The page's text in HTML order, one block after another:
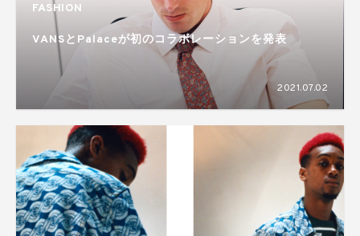
FASHION
VANSとPalaceが初のコラボレーションを発表
2021.07.02